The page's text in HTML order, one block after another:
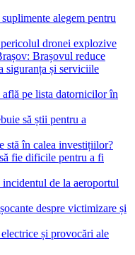
alegem pentru
dronei explozive
Brașovul reduce
siguranța și serviciile
pe lista datornicilor în
să știi pentru a
stă în calea investițiilor?
fie dificile pentru a fi
de la aeroportul
despre victimizare și
și provocări ale